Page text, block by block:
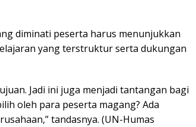
diminati peserta harus menunjukkan
yang terstruktur serta dukungan
Jadi ini juga menjadi tantangan bagi
oleh para peserta magang? Ada
tandasnya. (UN-Humas